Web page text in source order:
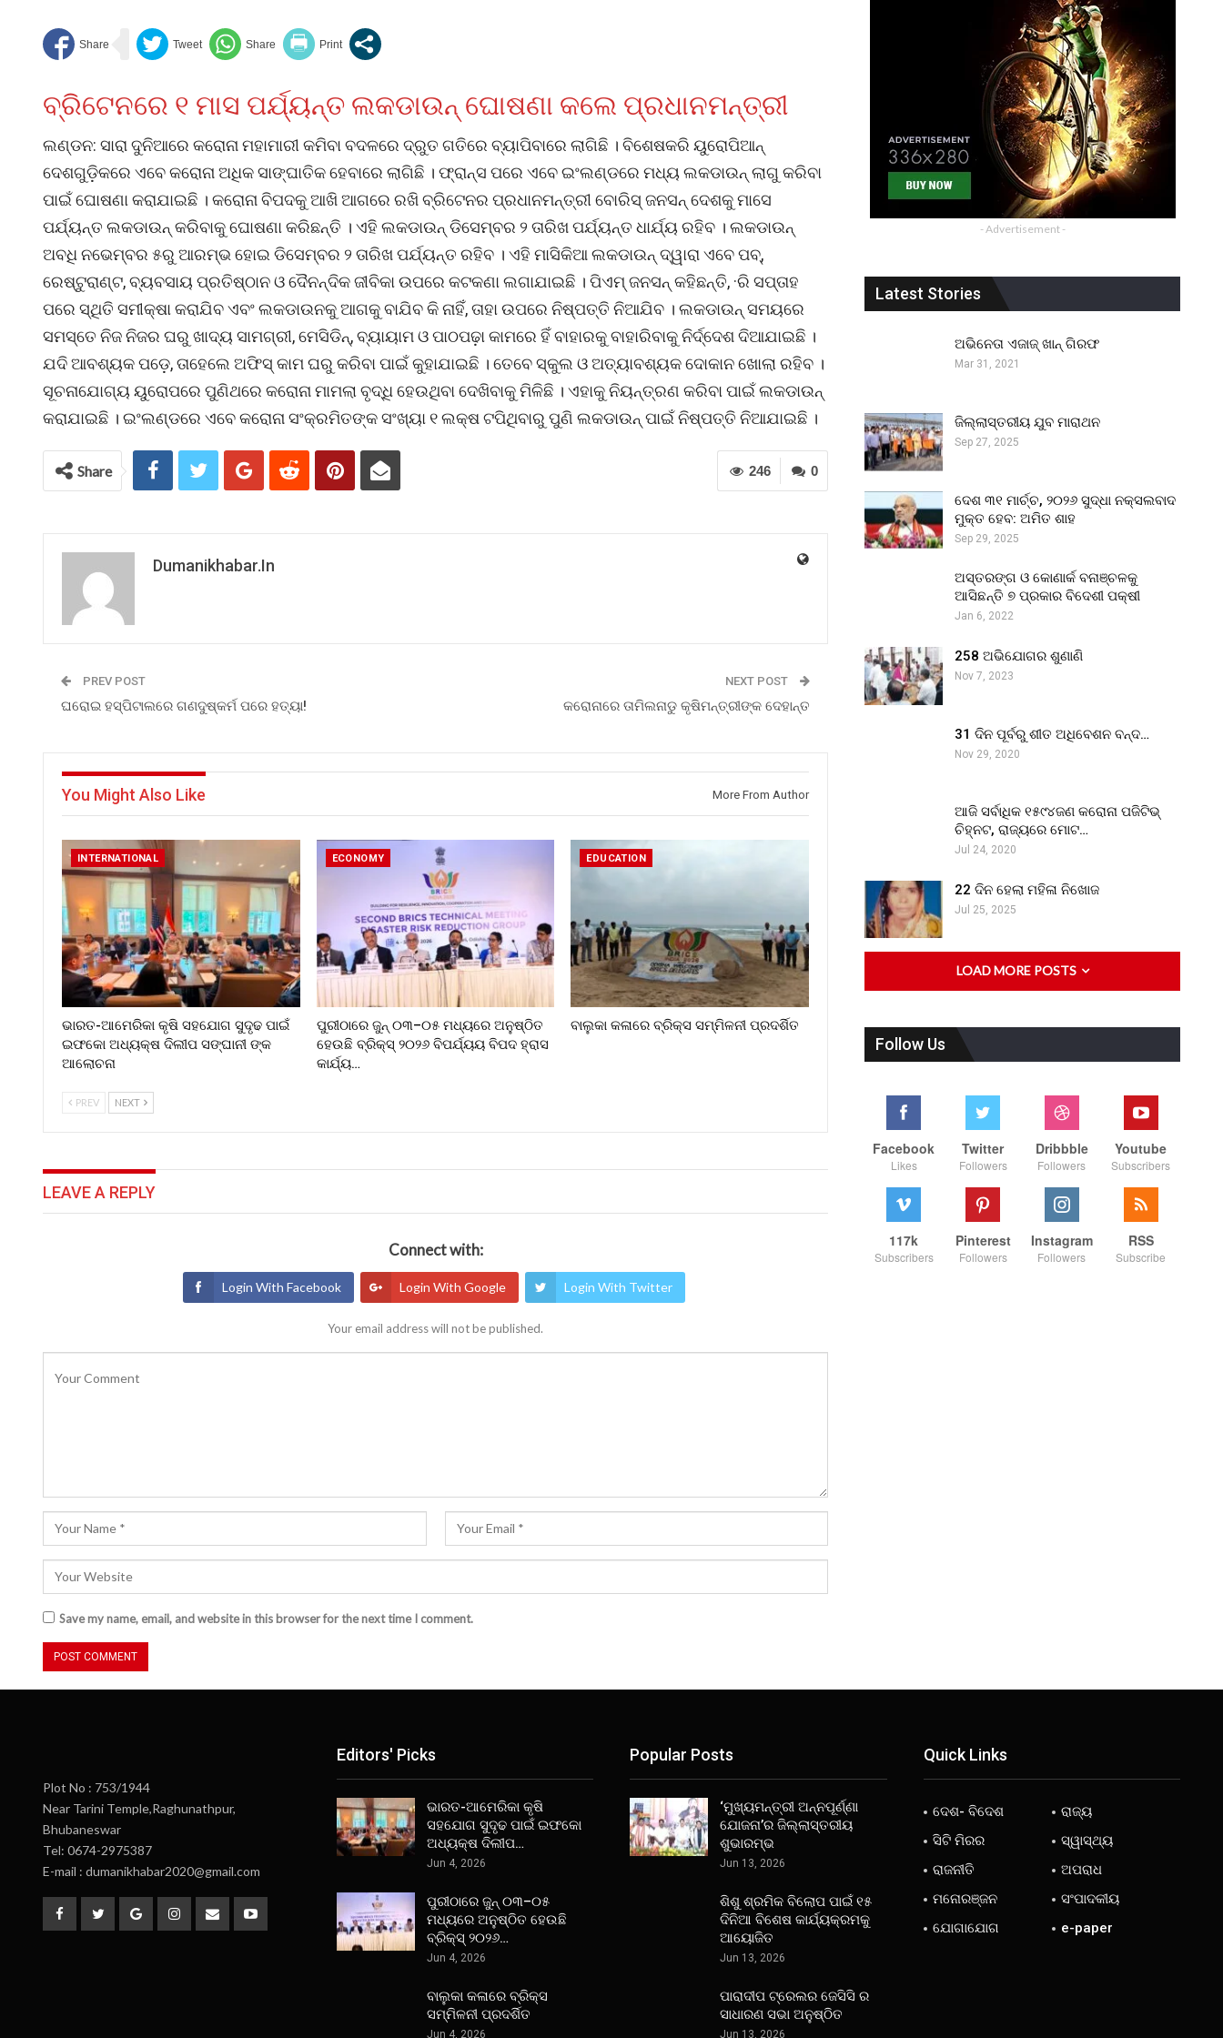
ବ୍ରିଟେନରେ ୧ ମାସ ପର୍ଯ୍ୟନ୍ତ ଲକଡାଉନ୍ ଘୋଷଣା କଲେ ପ୍ରଧାନମନ୍ତ୍ରୀ
ଲଣ୍ଡନ: ସାରା ଦୁନିଆରେ କରୋନା ମହାମାରୀ କମିବା ବଦଳରେ ଦ୍ରୁତ ଗତିରେ ବ୍ୟାପିବାରେ ଲାଗିଛି । ବିଶେଷକରି ୟୁରୋପିଆନ୍
ଦେଶଗୁଡ଼ିକରେ ଏବେ କରୋନା ଅଧିକ ସାଙ୍ଘାତିକ ହେବାରେ ଲାଗିଛି । ଫ୍ରାନ୍ସ ପରେ ଏବେ ଇଂଲଣ୍ଡରେ ମଧ୍ୟ ଲକଡାଉନ୍ ଲାଗୁ କରିବା
ପାଇଁ ଘୋଷଣା କରାଯାଇଛି । କରୋନା ବିପଦକୁ ଆଖି ଆଗରେ ରଖି ବ୍ରିଟେନର ପ୍ରଧାନମନ୍ତ୍ରୀ ବୋରିସ୍ ଜନସନ୍ ଦେଶକୁ ମାସେ
ପର୍ଯ୍ୟନ୍ତ ଲକଡାଉନ୍ କରିବାକୁ ଘୋଷଣା କରିଛନ୍ତି । ଏହି ଲକଡାଉନ୍ ଡିସେମ୍ବର ୨ ତାରିଖ ପର୍ଯ୍ୟନ୍ତ ଧାର୍ଯ୍ୟ ରହିବ । ଲକଡାଉନ୍
ଅବଧି ନଭେମ୍ବର ୫ରୁ ଆରମ୍ଭ ହୋଇ ଡିସେମ୍ବର ୨ ତାରିଖ ପର୍ଯ୍ୟନ୍ତ ରହିବ । ଏହି ମାସିକିଆ ଲକଡାଉନ୍ ଦ୍ୱାରା ଏବେ ପବ୍,
ରେଷ୍ଟୁରାଣ୍ଟ, ବ୍ୟବସାୟ ପ୍ରତିଷ୍ଠାନ ଓ ଦୈନନ୍ଦିକ ଜୀବିକା ଉପରେ କଟକଣା ଲଗାଯାଇଛି । ପିଏମ୍ ଜନସନ୍ କହିଛନ୍ତି, ·ରି ସପ୍ତାହ
ପରେ ସ୍ଥିତି ସମୀକ୍ଷା କରାଯିବ ଏବଂ ଲକଡାଉନକୁ ଆଗକୁ ବାଯିବ କି ନାହିଁ, ତାହା ଉପରେ ନିଷ୍ପତ୍ତି ନିଆଯିବ । ଲକଡାଉନ୍ ସମୟରେ
ସମସ୍ତେ ନିଜ ନିଜର ଘରୁ ଖାଦ୍ୟ ସାମଗ୍ରୀ, ମେସିଡିନ୍, ବ୍ୟାୟାମ ଓ ପାଠପଢ଼ା କାମରେ ହିଁ ବାହାରକୁ ବାହାରିବାକୁ ନିର୍ଦ୍ଦେଶ ଦିଆଯାଇଛି ।
ଯଦି ଆବଶ୍ୟକ ପଡ଼େ, ତାହେଲେ ଅଫିସ୍ କାମ ଘରୁ କରିବା ପାଇଁ କୁହାଯାଇଛି । ତେବେ ସ୍କୁଲ ଓ ଅତ୍ୟାବଶ୍ୟକ ଦୋକାନ ଖୋଲା ରହିବ ।
ସୂଚନାଯୋଗ୍ୟ ୟୁରୋପରେ ପୁଣିଥରେ କରୋନା ମାମଲା ବୃଦ୍ଧି ହେଉଥିବା ଦେଖିବାକୁ ମିଳିଛି । ଏହାକୁ ନିୟନ୍ତ୍ରଣ କରିବା ପାଇଁ ଲକଡାଉନ୍
କରାଯାଇଛି । ଇଂଲଣ୍ଡରେ ଏବେ କରୋନା ସଂକ୍ରମିତଙ୍କ ସଂଖ୍ୟା ୧ ଲକ୍ଷ ଟପିଥିବାରୁ ପୁଣି ଲକଡାଉନ୍ ପାଇଁ ନିଷ୍ପତ୍ତି ନିଆଯାଇଛି ।
0
246
Share
Dumanikhabar.in
PREV POST
ଘରୋଇ ହସ୍ପିଟାଲରେ ଗଣଦୁଷ୍କର୍ମ ପରେ ହତ୍ୟା!
NEXT POST
କରୋନାରେ ତାମିଲନାଡୁ କୃଷିମନ୍ତ୍ରୀଙ୍କ ଦେହାନ୍ତ
You Might Also Like More From Author
INTERNATIONAL
ଭାରତ-ଆମେରିକା କୃଷି ସହଯୋଗ ସୁଦୃଢ ପାଇଁ
ଇଫକୋ ଅଧ୍ୟକ୍ଷ ଦିଲୀପ ସଙ୍ଘାନୀ ଙ୍କ
ଆଲୋଚନା
ECONOMY
ପୁରୀଠାରେ ଜୁନ୍ ୦୩–୦୫ ମଧ୍ୟରେ ଅନୁଷ୍ଠିତ
ହେଉଛି ବ୍ରିକ୍ସ୍ ୨୦୨୬ ବିପର୍ଯ୍ୟୟ ବିପଦ ହ୍ରାସ
କାର୍ଯ୍ୟ…
EDUCATION
ବାଲୁକା କଳାରେ ବ୍ରିକ୍ସ ସମ୍ମିଳନୀ ପ୍ରଦର୍ଶିତ
PREV NEXT
LEAVE A REPLY
Connect with:
Login With Facebook Login With Google Login With Twitter
Your email address will not be published.
Save my name, email, and website in this browser for the next time I comment.
- Advertisement -
Latest Stories
ଅଭିନେତା ଏଜାଜ୍ ଖାନ୍ ଗିରଫ
Mar 31, 2021
ଜିଲ୍ଲାସ୍ତରୀୟ ଯୁବ ମାରାଥନ
Sep 27, 2025
ଦେଶ ୩୧ ମାର୍ଚ୍ଚ, ୨୦୨୬ ସୁଦ୍ଧା ନକ୍ସଲବାଦ
ମୁକ୍ତ ହେବ: ଅମିତ ଶାହ
Sep 29, 2025
ଅସ୍ତରଙ୍ଗ ଓ କୋଣାର୍କ ବନାଞ୍ଚଳକୁ
ଆସିଛନ୍ତି ୭ ପ୍ରକାର ବିଦେଶୀ ପକ୍ଷୀ
Jan 6, 2022
258 ଅଭିଯୋଗର ଶୁଣାଣି
Nov 7, 2023
31 ଦିନ ପୂର୍ବରୁ ଶୀତ ଅଧିବେଶନ ବନ୍ଦ…
Nov 29, 2020
ଆଜି ସର୍ବାଧିକ ୧୫୯୪ଜଣ କରୋନା ପଜିଟିଭ୍
ଚିହ୍ନଟ, ରାଜ୍ୟରେ ମୋଟ…
Jul 24, 2020
22 ଦିନ ହେଲା ମହିଳା ନିଖୋଜ
Jul 25, 2025
LOAD MORE POSTS
Follow Us
Facebook
Likes
Twitter
Followers
Dribbble
Followers
Youtube
Subscribers
117k
Subscribers
Pinterest
Followers
Instagram
Followers
RSS
Subscribe
Plot No : 753/1944
Near Tarini Temple,Raghunathpur,
Bhubaneswar
Tel: 0674-2975387
E-mail : dumanikhabar2020@gmail.com
Editors' Picks
ଭାରତ-ଆମେରିକା କୃଷି
ସହଯୋଗ ସୁଦୃଢ ପାଇଁ ଇଫକୋ
ଅଧ୍ୟକ୍ଷ ଦିଲୀପ…
Jun 4, 2026
ପୁରୀଠାରେ ଜୁନ୍ ୦୩–୦୫
ମଧ୍ୟରେ ଅନୁଷ୍ଠିତ ହେଉଛି
ବ୍ରିକ୍ସ୍ ୨୦୨୬…
Jun 4, 2026
ବାଲୁକା କଳାରେ ବ୍ରିକ୍ସ
ସମ୍ମିଳନୀ ପ୍ରଦର୍ଶିତ
Jun 4, 2026
Popular Posts
‘ମୁଖ୍ୟମନ୍ତ୍ରୀ ଅନ୍ନପୂର୍ଣ୍ଣା
ଯୋଜନା’ର ଜିଲ୍ଲାସ୍ତରୀୟ
ଶୁଭାରମ୍ଭ
Jun 13, 2026
ଶିଶୁ ଶ୍ରମିକ ବିଲୋପ ପାଇଁ ୧୫
ଦିନିଆ ବିଶେଷ କାର୍ଯ୍ୟକ୍ରମକୁ
ଆୟୋଜିତ
Jun 13, 2026
ପାରାଦୀପ ଟ୍ରେଲର ଜେସିସି ର
ସାଧାରଣ ସଭା ଅନୁଷ୍ଠିତ
Jun 13, 2026
Quick Links
ଦେଶ- ବିଦେଶ
ରାଜ୍ୟ
ସିଟି ମିରର
ସ୍ୱାସ୍ଥ୍ୟ
ରାଜନୀତି
ଅପରାଧ
ମନୋରଞ୍ଜନ
ସଂପାଦକୀୟ
ଯୋଗାଯୋଗ
e-paper